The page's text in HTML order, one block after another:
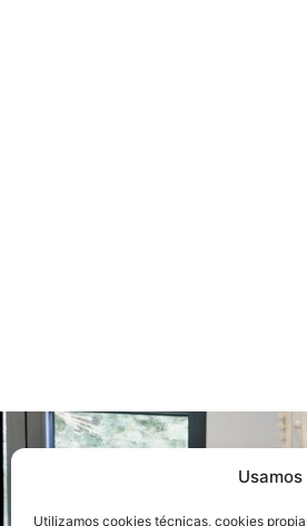
Utilizamos cookies técnicas, cookies